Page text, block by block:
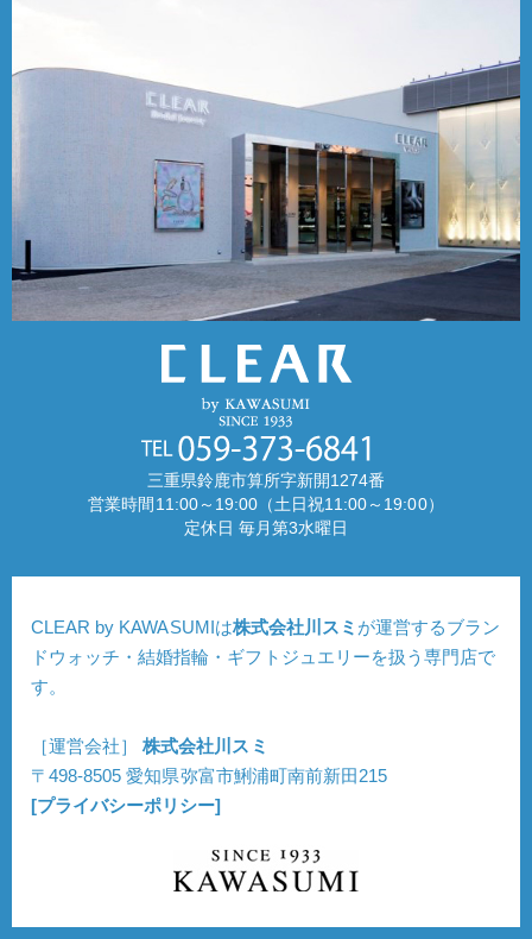
三重県鈴鹿市算所字新開1274番
営業時間11:00～19:00（土日祝11:00～19:00）
定休日 毎月第3水曜日
CLEAR by KAWASUMIは株式会社川スミ が運営するブラン
ドウォッチ・結婚指輪・ギフトジュエリーを扱う専門店で
す。
［運営会社］株式会社川スミ
〒498-8505 愛知県弥富市鯏浦町南前新田215
[プライバシーポリシー]